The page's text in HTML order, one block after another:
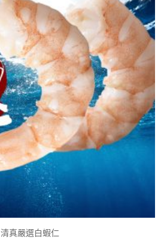
清真嚴選白蝦仁